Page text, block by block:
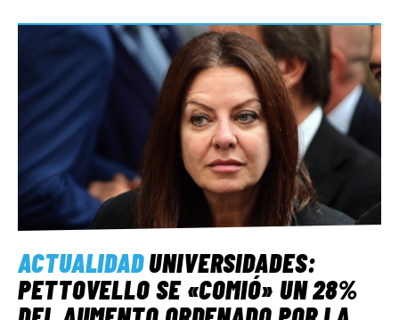
ACTUALIDADUNIVERSIDADES:
PETTOVELLO SE «COMIÓ» UN 28%